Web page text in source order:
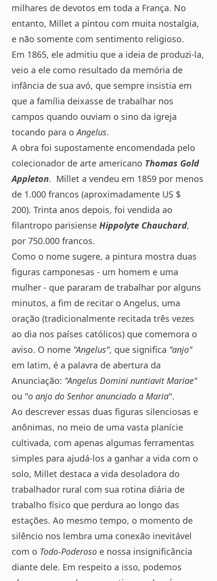
milhares de devotos em toda a França. No
entanto, Millet a pintou com muita nostalgia,
e não somente com sentimento religioso.
Em 1865, ele admitiu que a ideia de produzi-la,
veio a ele como resultado da memória de
infância de sua avó, que sempre insistia em
que a família deixasse de trabalhar nos
campos quando ouviam o sino da igreja
tocando para oAngelus.
A obra foi supostamente encomendada pelo
colecionador de arte americano Thomas Gold
Appleton. Millet a vendeu em 1859 por menos
de 1.000 francos (aproximadamente US $
200). Trinta anos depois, foi vendida ao
filantropo parisiense Hippolyte Chauchard,
por 750.000 francos.
Como o nome sugere, a pintura mostra duas
figuras camponesas - um homem e uma
mulher - que pararam de trabalhar por alguns
minutos, a fim de recitar o Angelus, uma
oração (tradicionalmente recitada três vezes
ao dia nos países católicos) que comemora o
aviso. O nome "Angelus", que significa "anjo"
em latim, é a palavra de abertura da
Anunciação: "Angelus Domini nuntiavit Mariae"
ou "o anjo do Senhor anunciado a Maria".
Ao descrever essas duas figuras silenciosas e
anônimas, no meio de uma vasta planície
cultivada, com apenas algumas ferramentas
simples para ajudá-los a ganhar a vida com o
solo, Millet destaca a vida desoladora do
trabalhador rural com sua rotina diária de
trabalho físico que perdura ao longo das
estações. Ao mesmo tempo, o momento de
silêncio nos lembra uma conexão inevitável
com o Todo-Poderoso e nossa insignificância
diante dele. Em respeito a isso, podemos